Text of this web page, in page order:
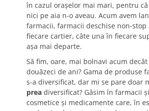
în cazul oraşelor mai mari, pentru
nici pe aia n-o aveau. Acum avem
farmacii, farmacii deschise non-stop
fiecare cartier, câte una în fiecare
aşa mai departe.
Să fim, oare, mai bolnavi acum
douăzeci de ani? Gama de produse
s-a diversificat, dar mi se pare doar
prea diversificat? Găsim în farmacii
cosmetice şi medicamente care, în